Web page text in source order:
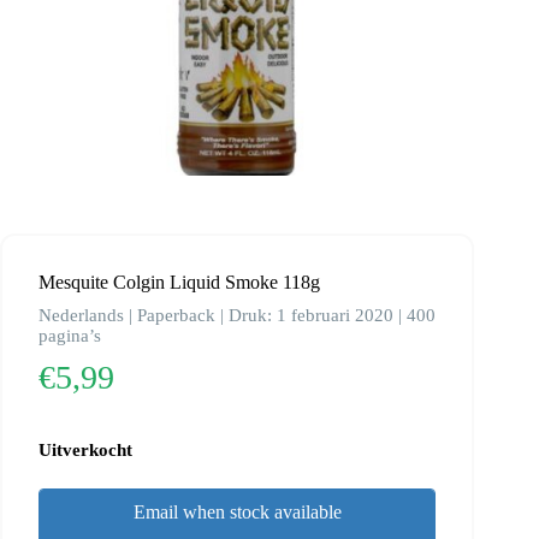
Mesquite Colgin Liquid Smoke 118g
Nederlands | Paperback | Druk: 1 februari 2020 | 400
pagina’s
€5,99
Uitverkocht
Email when stock available